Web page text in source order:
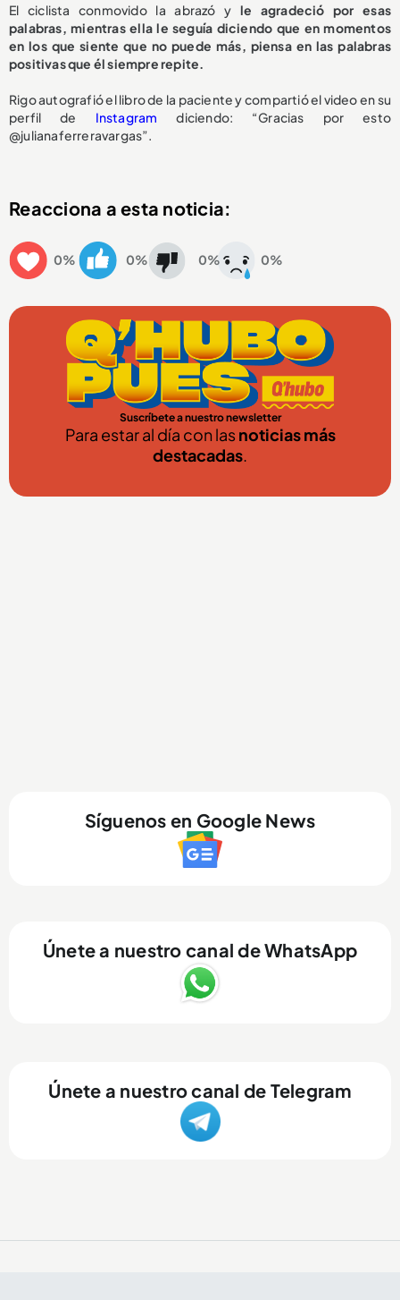
El ciclista conmovido la abrazó y le agradeció por esas
palabras, mientras ella le seguía diciendo que en momentos
en los que siente que no puede más, piensa en las palabras
positivas que él siempre repite.
Rigo autografió el libro de la paciente y compartió el video en su
perfil de Instagram diciendo: “Gracias por esto
@julianaferreravargas”.
Reacciona a esta noticia:
0% 0% 0% 0%
Suscríbete a nuestro newsletter
Para estar al día con lasnoticias más
destacadas
Síguenos en Google News
Únete a nuestro canal de WhatsApp
Únete a nuestro canal de Telegram